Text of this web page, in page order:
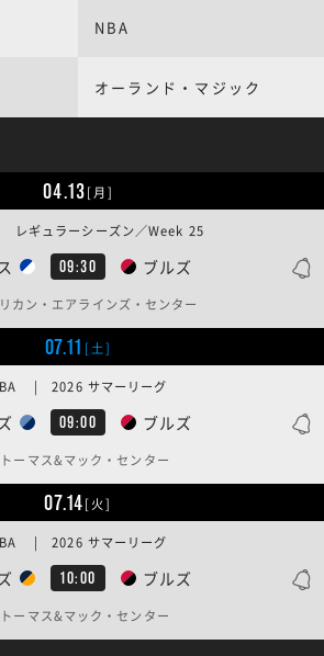
NBA
オーランド・マジック
04.13[月]
09:30 ブルズ
ギュラーシーズン／Week 25
カン・エアラインズ・センター
07.11 [土]
09:00 ブルズ
| 2026 サマーリーグ
トーマス&マック・センター
07.14[火]
10:00 ブルズ
| 2026 サマーリーグ
トーマス&マック・センター